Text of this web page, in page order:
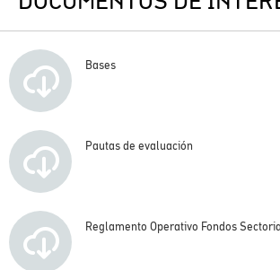
Bases
Pautas de evaluación
Reglamento Operativo Fondos